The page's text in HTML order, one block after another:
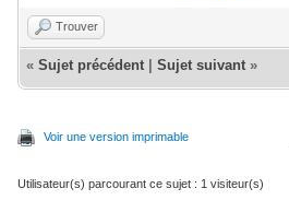
Trouver
« Sujet précédent Sujet suivant »
Voir une version imprimable
Utilisateur(s) parcourant ce sujet : 1 visiteur(s)